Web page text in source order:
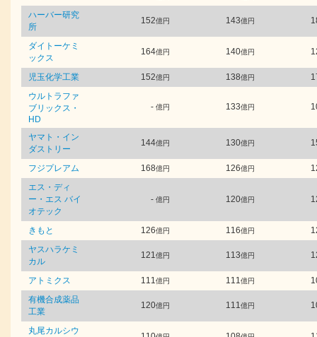
ハーバー研究
所
152億円 143億円
ダイトーケミ
ックス
164億円 140億円
児玉化学工業 152億円 138億円
ウルトラファ
ブリックス・
HD
- 億円 133億円
ヤマト・イン
ダストリー
144億円 130億円
フジプレアム 168億円 126億円
エス・ディ
ー・エス バイ
オテック
- 億円 120億円
きもと 126億円 116億円
ヤスハラケミ
カル
121億円 113億円
アトミクス 111億円 111億円
有機合成薬品
工業
120億円 111億円
丸尾カルシウ